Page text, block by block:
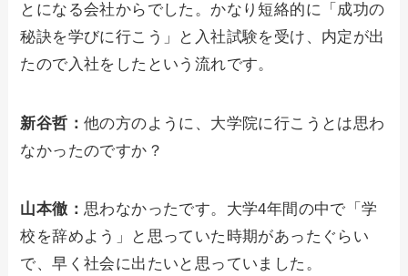
とになる会社からでした。かなり短絡的に「成功の
秘訣を学びに行こう」と入社試験を受け、内定が出
たので入社をしたという流れです。
新谷哲：他の方のように、大学院に行こうとは思わ
なかったのですか？
山本徹： 思わなかったです。大学4年間の中で「学
校を辞めよう」と思っていた時期があったぐらい
で、早く社会に出たいと思っていました。